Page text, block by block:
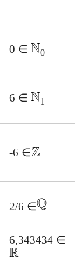
0 ∈ 0
6 ∈ 1
-6 ∈
2/6 ∈
6,343434 ∈